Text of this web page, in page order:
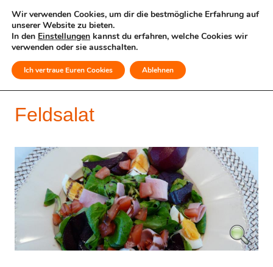
MENÜ
Feldsalat
Wir verwenden Cookies, um dir die bestmögliche Erfahrung auf
unserer Website zu bieten.
In den Einstellungen kannst du erfahren, welche Cookies wir
verwenden oder sie ausschalten.
Ich vertraue Euren Cookies Ablehnen